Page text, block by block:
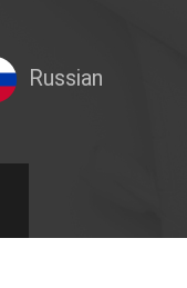
Russian